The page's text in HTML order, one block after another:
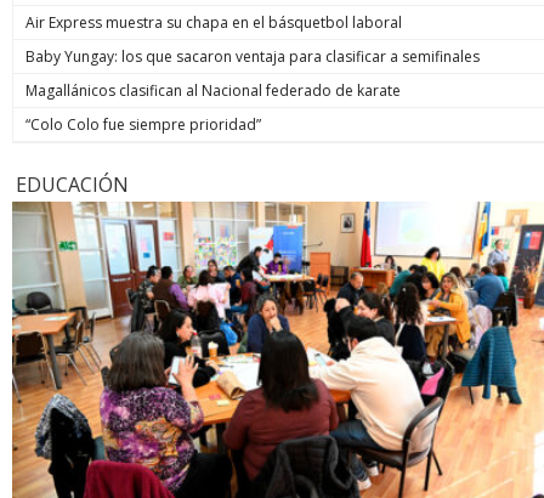
Air Express muestra su chapa en el básquetbol laboral
Baby Yungay: los que sacaron ventaja para clasificar a semifinales
Magallánicos clasifican al Nacional federado de karate
“Colo Colo fue siempre prioridad”
EDUCACIÓN